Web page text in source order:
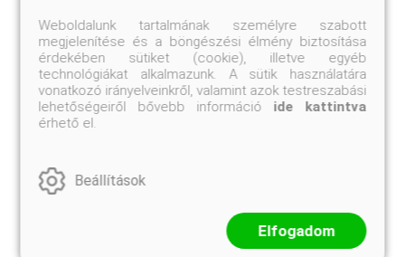
Weboldalunk tartalmának személyre szabott
megjelenítése és a böngészési élmény biztosítása
érdekében sütiket (cookie), illetve egyéb
technológiákat alkalmazunk. A sütik használatára
vonatkozó irányelveinkről, valamint azok testreszabási
lehetőségeiről bővebb információ ide kattintva
érhető el.
Beállítások
Elfogadom